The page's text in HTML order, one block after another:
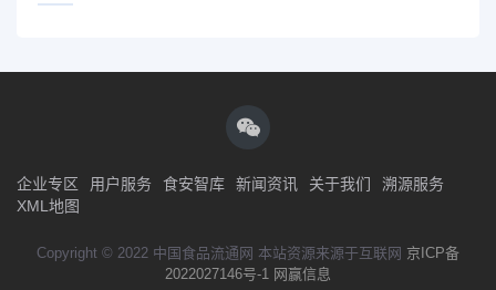
企业专区 用户服务 食安智库 新闻资讯 关于我们
溯源服务
XML地图
Copyright © 2022 中国食品流通网 本站资源来源于互联网 京ICP备
2022027146号-1 网赢信息